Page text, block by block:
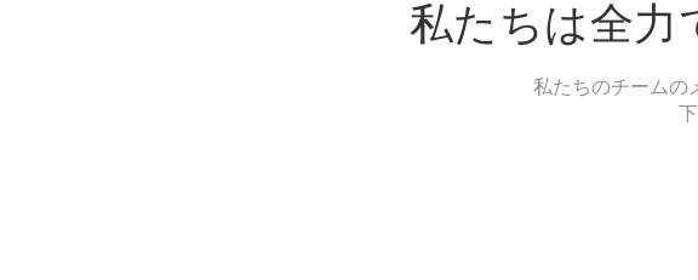
私たちは全力
私たちのチームの